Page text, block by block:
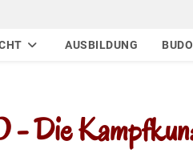
AUSBILDUNG